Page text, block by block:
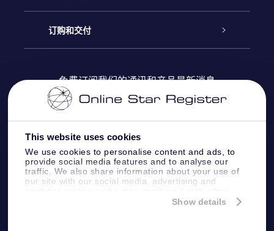
This website uses cookies
We use cookies to personalise content and ads, to
provide social media features and to analyse our
traffic. We also share information about your use of
our site with our social media, advertising and
information that you’ve provided to them or that
Show details
博客
评论
OSR 礼物包
OSR 礼物卡
公司礼品
Online Star Register
个性化的Star Page
One Million Stars
OSR Starsaver
订购和交付
付款信息
配送信息
退货政策&撤销权
免费订阅我们的通讯和产品最新消息